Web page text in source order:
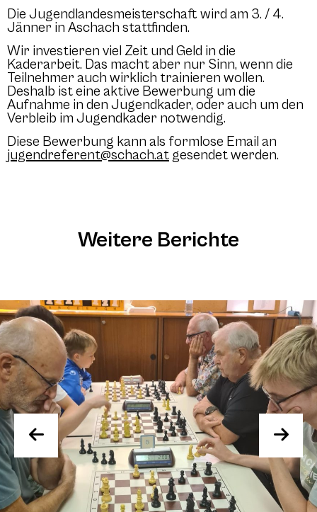
Die Jugendlandesmeisterschaft wird am 3. / 4.
Jänner in Aschach stattfinden.
Wir investieren viel Zeit und Geld in die
Kaderarbeit. Das macht aber nur Sinn, wenn die
Teilnehmer auch wirklich trainieren wollen.
Deshalb ist eine aktive Bewerbung um die
Aufnahme in den Jugendkader, oder auch um den
Verbleib im Jugendkader notwendig.
Diese Bewerbung kann als formlose Email an
jugendreferent@schach.at gesendet werden.
Weitere Berichte